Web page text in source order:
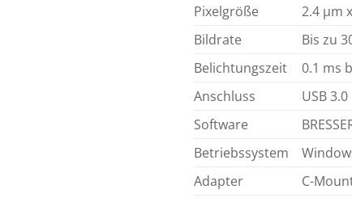
Pixelgröße
2.4 µm
Bildrate
Bis zu
Belichtungszeit
0.1 ms
Anschluss
USB 3.0
Software
Betriebssystem
Adapter
C-